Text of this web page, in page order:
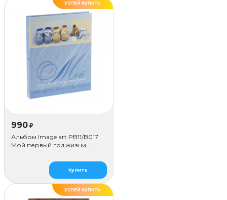
УСПЕЙ КУПИТЬ
990 ₽
Альбом Image art PB11/B017
Мой первый год жизни,
Купить
УСПЕЙ КУПИТЬ